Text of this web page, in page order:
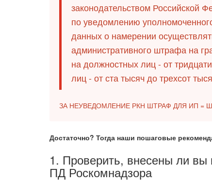
законодательством Российской
по уведомлению
данных о намерении
административного штрафа на
на должностных лиц - от
лиц - от ста тысяч до трехсот
ЗА НЕУВЕДОМЛЕНИЕ РКН ШТРАФ ДЛЯ ИП =
Достаточно? Тогда наши пошаговые
1. Проверить, внесены ли вы
ПД Роскомнадзора